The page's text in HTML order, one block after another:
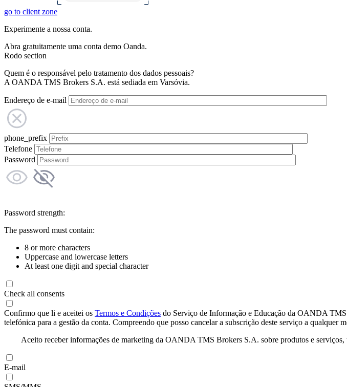
go to client zone
Experimente a nossa conta.
Abra gratuitamente uma conta demo Oanda.
Rodo section
Quem é o responsável pelo tratamento dos dados pessoais?
A OANDA TMS Brokers S.A. está sediada em Varsóvia.
Endereço de e-mail
phone_prefix
Telefone
Password
Password strength:
The password must contain:
8 or more characters
Uppercase and lowercase letters
At least one digit and special character
Check all consents
Confirmo que li e aceitei os Termos e Condições do Serviço de Informação e Educação da OANDA TMS
telefónica para a gestão da conta. Compreendo que posso cancelar a subscrição deste serviço a qualquer
Aceito receber informações de marketing da OANDA TMS Brokers S.A. sobre produtos e
E-mail